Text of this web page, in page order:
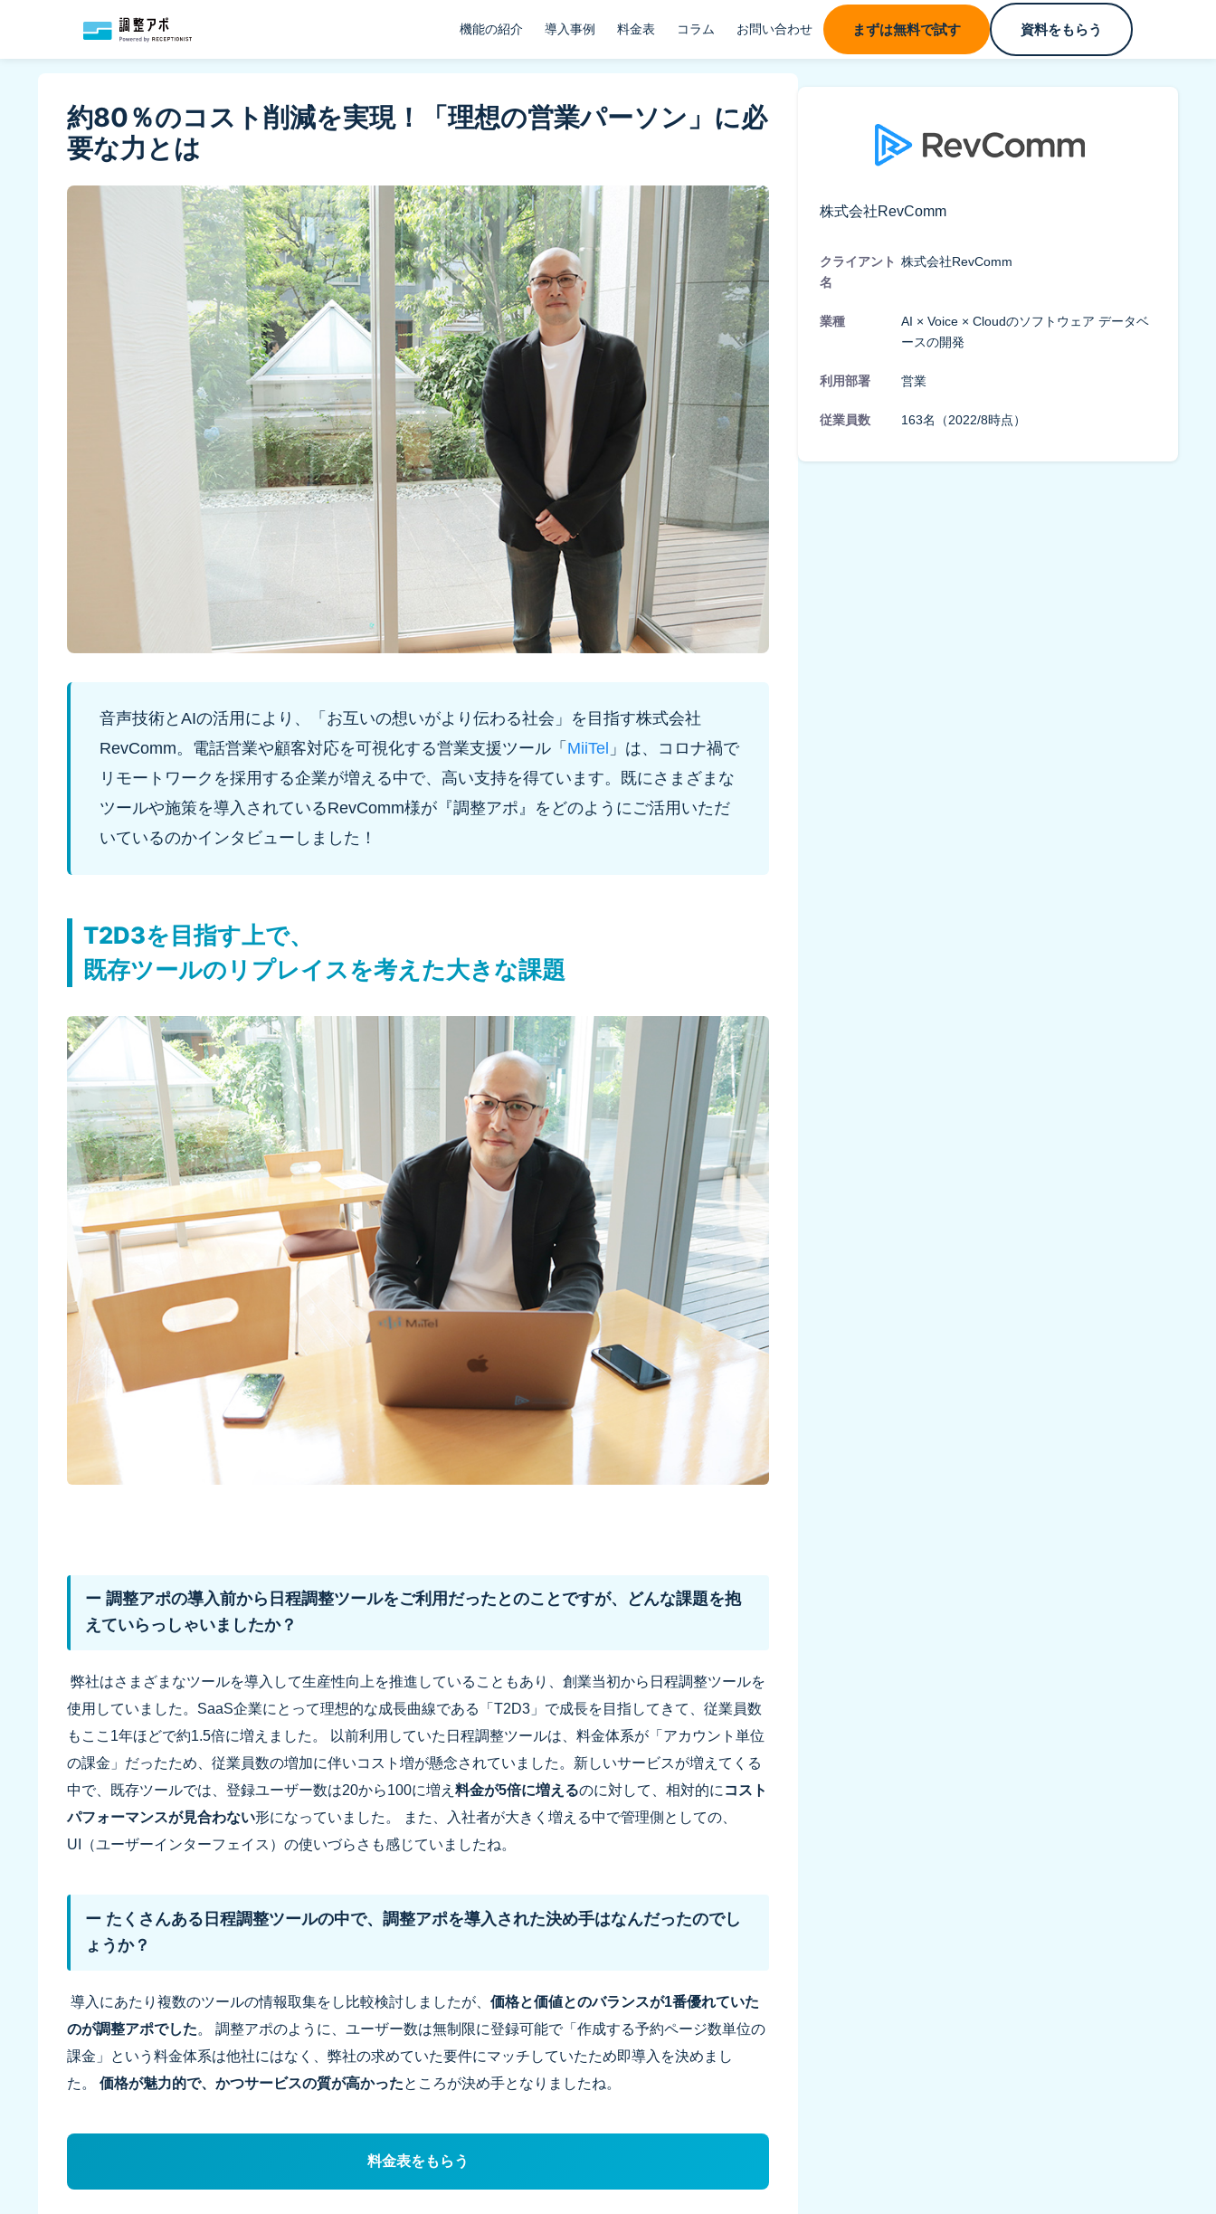
機能の紹介 導入事例 料金表 コラム お問い合わせ まずは無料で試す 資料をもらう
約80％のコスト削減を実現！「理想の営業パーソン」に必
要な力とは
音声技術とAIの活用により、「お互いの想いがより伝わる社会」を目指す株式会社
RevComm。電話営業や顧客対応を可視化する営業支援ツール「 MiiTel 」は、コロナ禍で
リモートワークを採用する企業が増える中で、高い支持を得ています。既にさまざまな
ツールや施策を導入されているRevComm様が『調整アポ』をどのようにご活用いただ
いているのかインタビューしました！
T2D3を目指す上で、
既存ツールのリプレイスを考えた大きな課題
ー 調整アポの導入前から日程調整ツールをご利用だったとのことですが、どんな課題を抱
えていらっしゃいましたか？
弊社はさまざまなツールを導入して生産性向上を推進していることもあり、創業当初から日程調整ツールを
使用していました。SaaS企業にとって理想的な成長曲線である「T2D3」で成長を目指してきて、従業員数
もここ1年ほどで約1.5倍に増えました。 以前利用していた日程調整ツールは、料金体系が「アカウント単位
の課金」だったため、従業員数の増加に伴いコスト増が懸念されていました。新しいサービスが増えてくる
中で、既存ツールでは、登録ユーザー数は20から100に増え 料金が5倍に増えるのに対して、相対的に コスト
パフォーマンスが見合わない形になっていました。 また、入社者が大きく増える中で管理側としての、
UI（ユーザーインターフェイス）の使いづらさも感じていましたね。
ー たくさんある日程調整ツールの中で、調整アポを導入された決め手はなんだったのでし
ょうか？
導入にあたり複数のツールの情報取集をし比較検討しましたが、 価格と価値とのバランスが1番優れていた
のが調整アポでした。 調整アポのように、ユーザー数は無制限に登録可能で「作成する予約ページ数単位の
課金」という料金体系は他社にはなく、弊社の求めていた要件にマッチしていたため即導入を決めまし
た。 価格が魅力的で、かつサービスの質が高かったところが決め手となりましたね。
料金表をもらう
株式会社RevComm
クライアント
名
株式会社RevComm
業種
AI × Voice × Cloudのソフトウェア データベ
ースの開発
利用部署 営業
従業員数 163名（2022/8時点）